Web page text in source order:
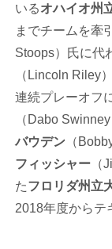
いるオハイオ州
までチームを牽
Stoops）氏に代
（Lincoln Riley
連続プレーオフ
（Dabo
バウデン （
フィッシャー （
たフロリダ州立
2018年度からテ